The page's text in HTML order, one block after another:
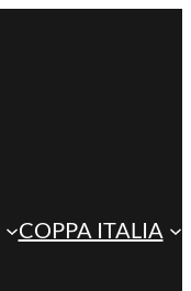
COPPA ITALIA